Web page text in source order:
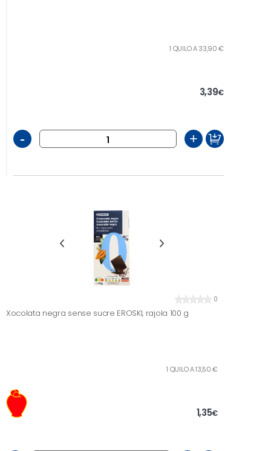
1 QUILO A 33,90 €
3,39€
- +
0
Xocolata negra sense sucre EROSKI, rajola 100 g
1 QUILO A 13,50 €
1,35€